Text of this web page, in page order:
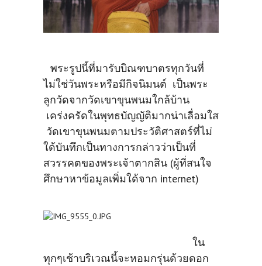
พระรูปนี้ที่มารับบิณฑบาตรทุกวันที่
ไม่ใช่วันพระหรือมีกิจนิมนต์ เป็นพระ
ลูกวัดจากวัดเขาขุนพนมใกล้บ้าน
เคร่งครัดในพุทธบัญญัติมากน่าเลื่อมใส
วัดเขาขุนพนมตามประวัติศาสตร์ที่ไม่
ใด้บันทึกเป็นทางการกล่าวว่าเป็นที่
สวรรคตของพระเจ้าตากสิน (ผู้ที่สนใจ
ศึกษาหาข้อมูลเพิ่มใด้จาก internet)
ใน
ทุกๆเช้าบริเวณนี้จะหอมกรุ่นด้วยดอก